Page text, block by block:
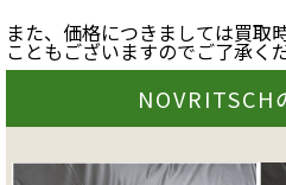
また、価格につきましては買取
こともございますのでご了承く
NOVRITSCH